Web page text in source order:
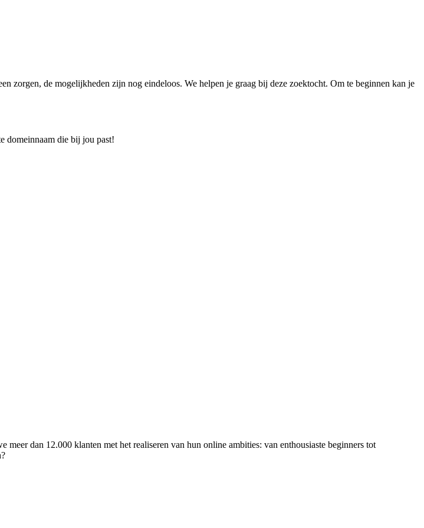
zorgen, de mogelijkheden zijn nog eindeloos. We helpen je graag bij deze zoektocht. Om te beginnen kan je
domeinnaam die bij jou past!
dan 12.000 klanten met het realiseren van hun online ambities: van enthousiaste beginners tot